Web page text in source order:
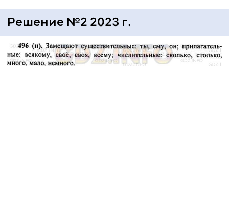
Решение №2 2023 г.